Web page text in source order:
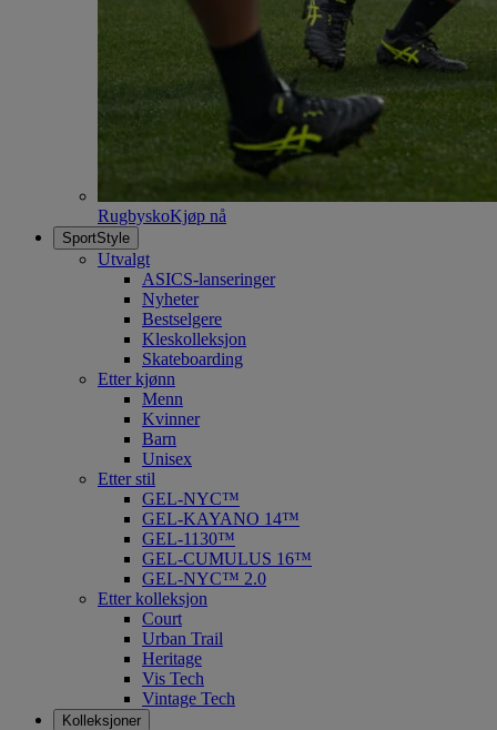
RugbyskoKjøp nå
SportStyle
Utvalgt
ASICS-lanseringer
Nyheter
Bestselgere
Kleskolleksjon
Skateboarding
Etter kjønn
Menn
Kvinner
Barn
Unisex
Etter stil
GEL-NYC™
GEL-KAYANO 14™
GEL-1130™
GEL-CUMULUS 16™
GEL-NYC™ 2.0
Etter kolleksjon
Court
Urban Trail
Heritage
Vis Tech
Vintage Tech
Kolleksjoner